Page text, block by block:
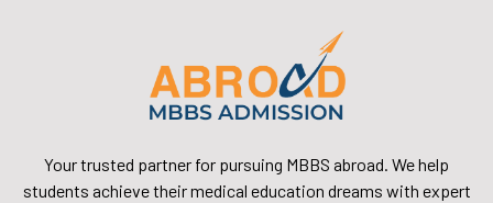
Your trusted partner for pursuing MBBS abroad. We help
students achieve their medical education dreams with expert